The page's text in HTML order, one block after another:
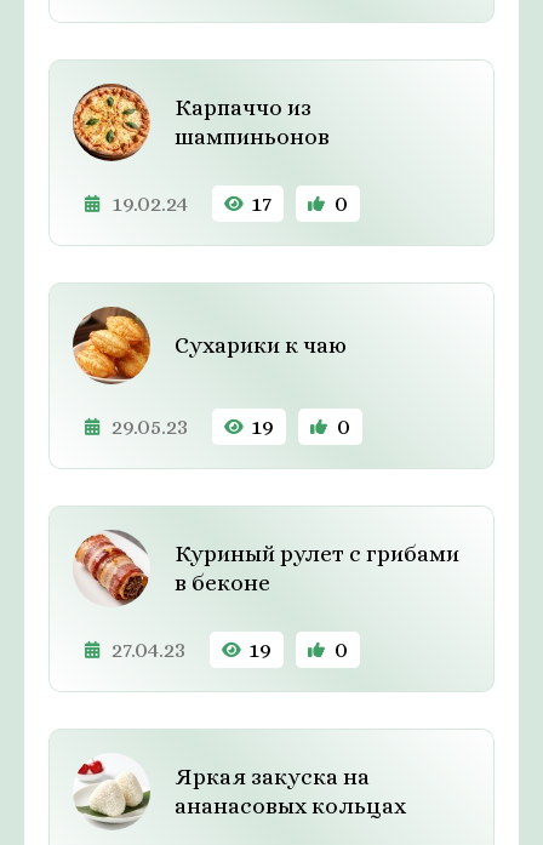
Карпаччо из
шампиньонов
19.02.24 17 0
Сухарики к чаю
29.05.23 19 0
Куриный рулет с грибами
в беконе
27.04.23 19 0
Яркая закуска на
ананасовых кольцах